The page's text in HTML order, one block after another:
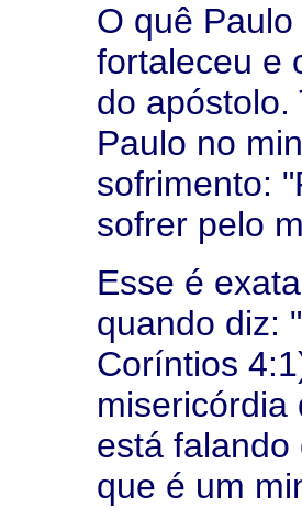
O quê
fortaleceu e
do apóstolo.
Paulo no
sofrimento:
sofrer pelo
Esse é
quando diz:
Coríntios
misericórdia
está
que é um